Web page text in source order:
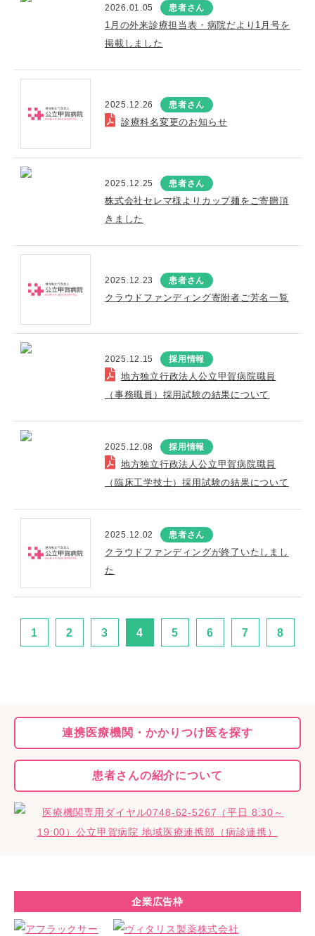
2026.01.05 患者さん
1月の外来診療担当表・病院だより1月号を
掲載しました
2025.12.26 患者さん
診療科名変更のお知らせ
2025.12.25 患者さん
株式会社セレマ様よりカップ麺をご寄贈頂
きました
2025.12.23 患者さん
クラウドファンディング寄附者ご芳名一覧
2025.12.15 採用情報
地方独立行政法人公立甲賀病院職員
（事務職員）採用試験の結果について
2025.12.08 採用情報
地方独立行政法人公立甲賀病院職員
（臨床工学技士）採用試験の結果について
2025.12.02 患者さん
クラウドファンディングが終了いたしまし
た
1 2 3 4 5 6 7 8
連携医療機関・かかりつけ医を探す
患者さんの紹介について
企業広告枠